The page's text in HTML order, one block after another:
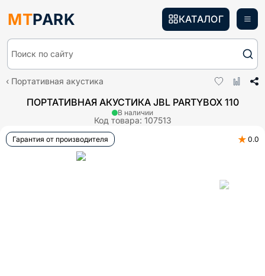
MTPARK
Поиск по сайту
КАТАЛОГ
Портативная акустика
ПОРТАТИВНАЯ АКУСТИКА JBL PARTYBOX 110
Код товара: 107513
В наличии
Гарантия от производителя ★ 0.0